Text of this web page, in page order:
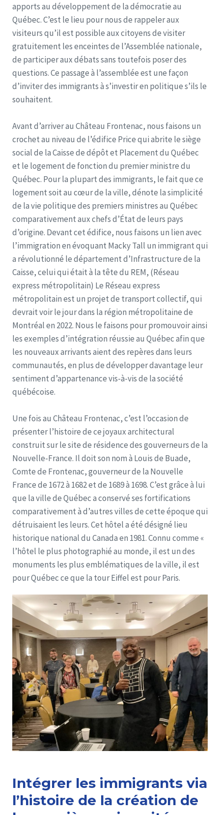
apports au développement de la démocratie au
Québec. C’est le lieu pour nous de rappeler aux
visiteurs qu’il est possible aux citoyens de visiter
gratuitement les enceintes de l’Assemblée nationale,
de participer aux débats sans toutefois poser des
questions. Ce passage à l’assemblée est une façon
d’inviter des immigrants à s’investir en politique s’ils le
souhaitent.
Avant d’arriver au Château Frontenac, nous faisons un
crochet au niveau de l’édifice Price qui abrite le siège
social de la Caisse de dépôt et Placement du Québec
et le logement de fonction du premier ministre du
Québec. Pour la plupart des immigrants, le fait que ce
logement soit au cœur de la ville, dénote la simplicité
de la vie politique des premiers ministres au Québec
comparativement aux chefs d’État de leurs pays
d’origine. Devant cet édifice, nous faisons un lien avec
l’immigration en évoquant Macky Tall un immigrant qui
a révolutionné le département d’Infrastructure de la
Caisse, celui qui était à la tête du REM, (Réseau
express métropolitain) Le Réseau express
métropolitain est un projet de transport collectif, qui
devrait voir le jour dans la région métropolitaine de
Montréal en 2022. Nous le faisons pour promouvoir ainsi
les exemples d’intégration réussie au Québec afin que
les nouveaux arrivants aient des repères dans leurs
communautés, en plus de développer davantage leur
sentiment d’appartenance vis-à-vis de la société
québécoise.
Une fois au Château Frontenac, c’est l’occasion de
présenter l’histoire de ce joyaux architectural
construit sur le site de résidence des gouverneurs de la
Nouvelle-France. Il doit son nom à Louis de Buade,
Comte de Frontenac, gouverneur de la Nouvelle
France de 1672 à 1682 et de 1689 à 1698. C’est grâce à lui
que la ville de Québec a conservé ses fortifications
comparativement à d’autres villes de cette époque qui
détruisaient les leurs. Cet hôtel a été désigné lieu
historique national du Canada en 1981. Connu comme «
l’hôtel le plus photographié au monde, il est un des
monuments les plus emblématiques de la ville, il est
pour Québec ce que la tour Eiffel est pour Paris.
Intégrer les immigrants via
l’histoire de la création de